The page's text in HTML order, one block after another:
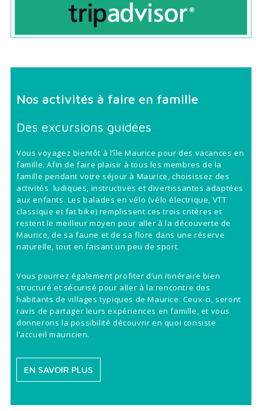
Nos activités à faire en famille
Des excursions guidées
Vous voyagez bientôt à l’île Maurice pour des vacances en
famille. Afin de faire plaisir à tous les membres de la
famille pendant votre séjour à Maurice, choisissez des
activités ludiques, instructives et divertissantes adaptées
aux enfants. Les balades en vélo (vélo électrique, VTT
classique et fat bike) remplissent ces trois critères et
restent le meilleur moyen pour aller à la découverte de
Maurice, de sa faune et de sa flore dans une réserve
naturelle, tout en faisant un peu de sport.
Vous pourrez également profiter d’un itinéraire bien
structuré et sécurisé pour aller à la rencontre des
habitants de villages typiques de Maurice. Ceux-ci, seront
ravis de partager leurs expériences en famille, et vous
donnerons la possibilité découvrir en quoi consiste
l’accueil mauricien.
EN SAVOIR PLUS